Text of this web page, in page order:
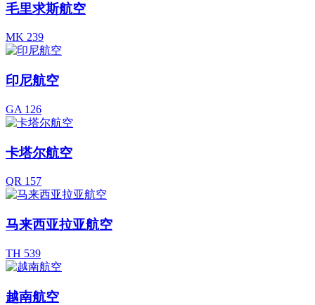
毛里求斯航空
MK 239
印尼航空
GA 126
卡塔尔航空
QR 157
马来西亚拉亚航空
TH 539
越南航空